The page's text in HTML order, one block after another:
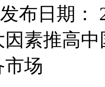
布日期：
素推高
市场